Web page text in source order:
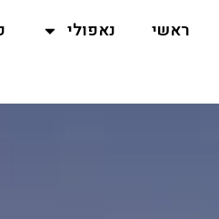
ראשי נאפולי